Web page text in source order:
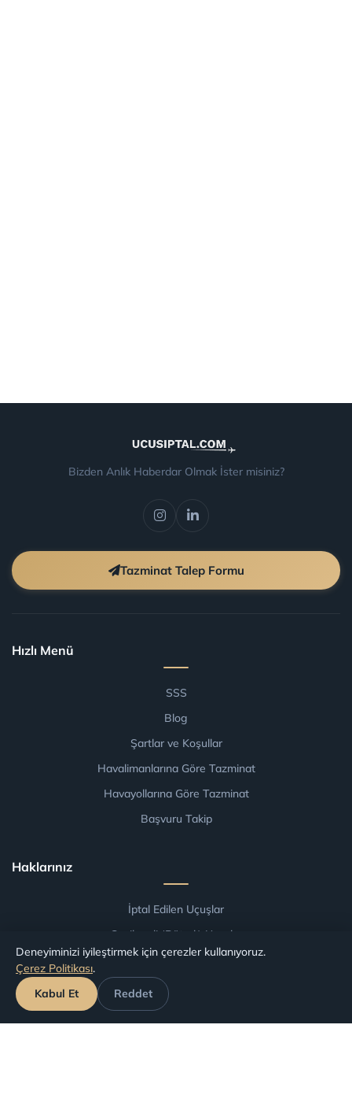
Bizden Anlık Haberdar Olmak İster misiniz?
Tazminat Talep Formu
Hızlı Menü
SSS
Blog
Şartlar ve Koşullar
Havalimanlarına Göre Tazminat
Havayollarına Göre Tazminat
Başvuru Takip
Haklarınız
İptal Edilen Uçuşlar
Gecikmeli (Rötarlı) Uçuşlar
Kaçırılan Aktarmalar
Uçağa Alınmama Durumu
Deneyiminizi iyileştirmek için çerezler kullanıyoruz.
Çerez Politikası.
Kabul Et
Reddet